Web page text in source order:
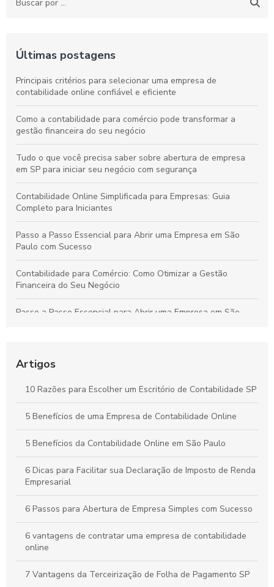
Últimas postagens
Principais critérios para selecionar uma empresa de
contabilidade online confiável e eficiente
Como a contabilidade para comércio pode transformar a
gestão financeira do seu negócio
Tudo o que você precisa saber sobre abertura de empresa
em SP para iniciar seu negócio com segurança
Contabilidade Online Simplificada para Empresas: Guia
Completo para Iniciantes
Passo a Passo Essencial para Abrir uma Empresa em São
Paulo com Sucesso
Contabilidade para Comércio: Como Otimizar a Gestão
Financeira do Seu Negócio
Passo a Passo Essencial para Abrir uma Empresa em São
Precisa Saber
Contabilidade para Comércio: Estratégias Essenciais para
Organizar Finanças e Expandir seu Negócio
Como a Contabilidade Online Pode Revolucionar a Gestão
Financeira da Sua Empresa
Artigos
10 Razões para Escolher um Escritório de Contabilidade SP
5 Benefícios de uma Empresa de Contabilidade Online
5 Benefícios da Contabilidade Online em São Paulo
6 Dicas para Facilitar sua Declaração de Imposto de Renda
Empresarial
6 Passos para Abertura de Empresa Simples com Sucesso
6 vantagens de contratar uma empresa de contabilidade
online
7 Vantagens da Terceirização de Folha de Pagamento SP